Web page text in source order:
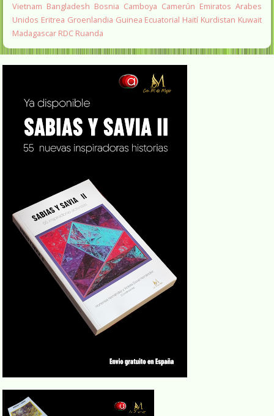
Vietnam Bangladesh Bosnia Camboya Camerún Emiratos Arabes
Unidos Eritrea Groenlandia Guinea Ecuatorial Haití Kurdistan Kuwait
Madagascar RDC Ruanda